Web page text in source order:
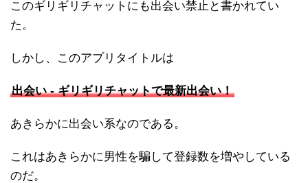
このギリギリチャットにも出会い禁止と書かれてい
た。
しかし、このアプリタイトルは
出会い - ギリギリチャットで最新出会い！
あきらかに出会い系なのである。
これはあきらかに男性を騙して登録数を増やしている
のだ。